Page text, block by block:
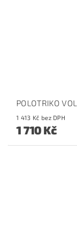
POLOTRIKO
1 413 Kč bez DPH
1 710 Kč